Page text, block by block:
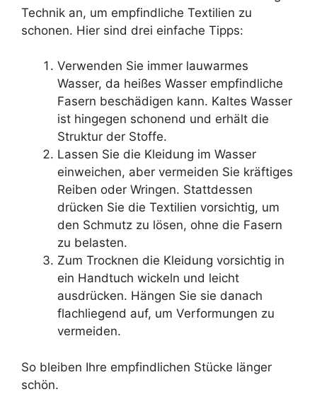
Technik an, um empfindliche Textilien zu
schonen. Hier sind drei einfache Tipps:
Verwenden Sie immer lauwarmes
Wasser, da heißes Wasser empfindliche
Fasern beschädigen kann. Kaltes Wasser
ist hingegen schonend und erhält die
Struktur der Stoffe.
Lassen Sie die Kleidung im Wasser
einweichen, aber vermeiden Sie kräftiges
Reiben oder Wringen. Stattdessen
drücken Sie die Textilien vorsichtig, um
den Schmutz zu lösen, ohne die Fasern
zu belasten.
Zum Trocknen die Kleidung vorsichtig in
ein Handtuch wickeln und leicht
ausdrücken. Hängen Sie sie danach
flachliegend auf, um Verformungen zu
vermeiden.
So bleiben Ihre empfindlichen Stücke länger
schön.